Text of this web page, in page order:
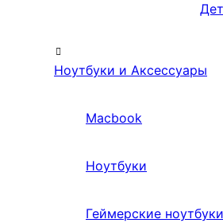
Ноутбуки и Аксессуары
Macbook
Ноутбуки
Геймерские ноутбуки